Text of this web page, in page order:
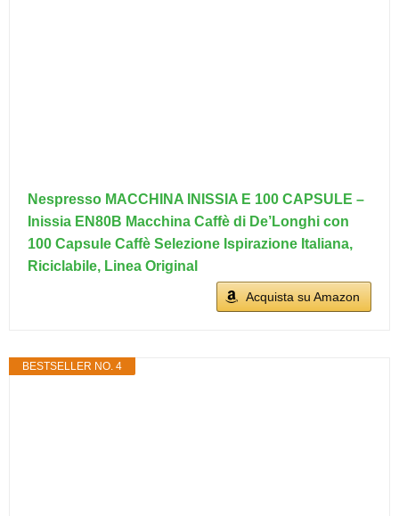
Nespresso MACCHINA INISSIA E 100 CAPSULE –
Inissia EN80B Macchina Caffè di De’Longhi con
100 Capsule Caffè Selezione Ispirazione Italiana,
Riciclabile, Linea Original
Acquista su Amazon
BESTSELLER NO. 4